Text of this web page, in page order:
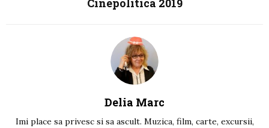
Cinepolitica 2019
Delia Marc
Imi place sa privesc si sa ascult. Muzica, film, carte, excursii,